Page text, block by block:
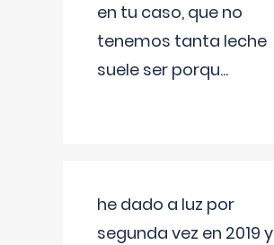
en tu caso, que no
tenemos tanta leche
suele ser porqu...
he dado a luz por
segunda vez en 2019 y